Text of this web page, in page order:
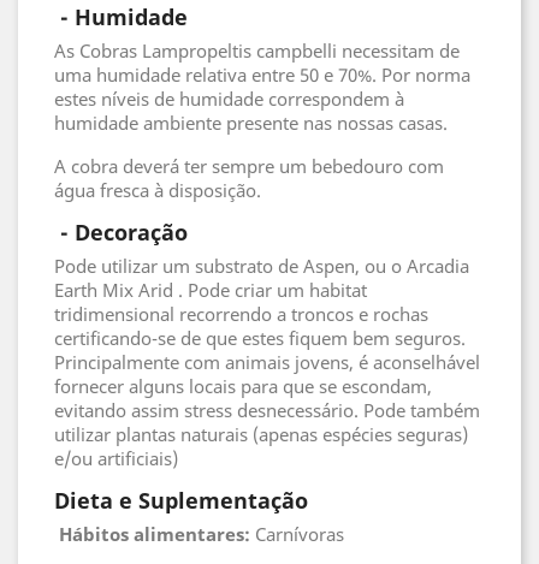
- Humidade
As Cobras Lampropeltis campbelli necessitam de
uma humidade relativa entre 50 e 70%. Por norma
estes níveis de humidade correspondem à
humidade ambiente presente nas nossas casas.
A cobra deverá ter sempre um bebedouro com
água fresca à disposição.
- Decoração
Pode utilizar um substrato de Aspen, ou o Arcadia
Earth Mix Arid . Pode criar um habitat
tridimensional recorrendo a troncos e rochas
certificando-se de que estes fiquem bem seguros.
Principalmente com animais jovens, é aconselhável
fornecer alguns locais para que se escondam,
evitando assim stress desnecessário. Pode também
utilizar plantas naturais (apenas espécies seguras)
e/ou artificiais)
Dieta e Suplementação
Hábitos alimentares: Carnívoras